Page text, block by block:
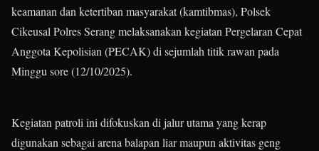
keamanan dan ketertiban masyarakat (kamtibmas), Polsek
Cikeusal Polres Serang melaksanakan kegiatan Pergelaran Cepat
Anggota Kepolisian (PECAK) di sejumlah titik rawan pada
Minggu sore (12/10/2025).
Kegiatan patroli ini difokuskan di jalur utama yang kerap
digunakan sebagai arena balapan liar maupun aktivitas geng